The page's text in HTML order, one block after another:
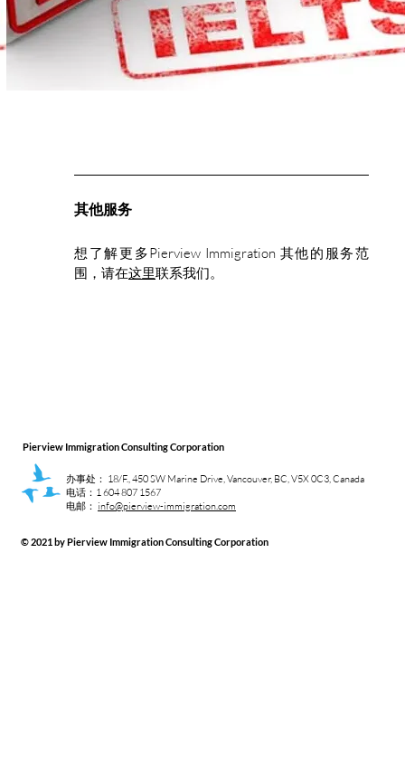
其他服务
想了解更多Pierview Immigration 其他的服务范
围，请在这里联系我们。
Pierview Immigration Consulting Corporation
办事处： 18/F., 450 SW Marine Drive, Vancouver, BC, V5X 0C3, Canada
电话：1 604 807 1567
电邮： info@pierview-immigration.com​
© 2021 by Pierview Immigration Consulting Corporation